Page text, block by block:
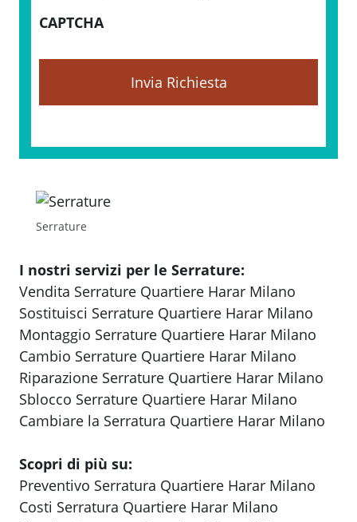
a
y
CAPTCHA
Serrature
I nostri servizi per le Serrature:
Vendita Serrature Quartiere Harar Milano
Sostituisci Serrature Quartiere Harar Milano
Montaggio Serrature Quartiere Harar Milano
Cambio Serrature Quartiere Harar Milano
Riparazione Serrature Quartiere Harar Milano
Sblocco Serrature Quartiere Harar Milano
Cambiare la Serratura Quartiere Harar Milano
Scopri di più su:
Preventivo Serratura Quartiere Harar Milano
Costi Serratura Quartiere Harar Milano